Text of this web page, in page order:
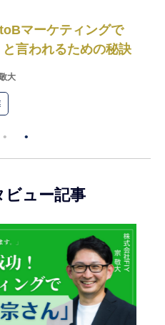
マーケティングで
と言われるための秘訣
大
ビュー記事